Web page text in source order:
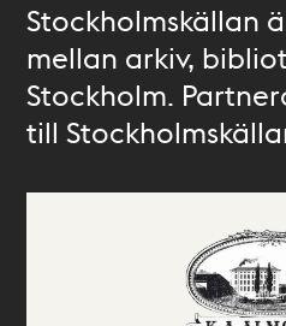
Stockholmskällan
mellan arkiv,
Stockholm.
till